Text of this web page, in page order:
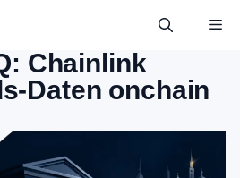
Chainlink
Daten onchain